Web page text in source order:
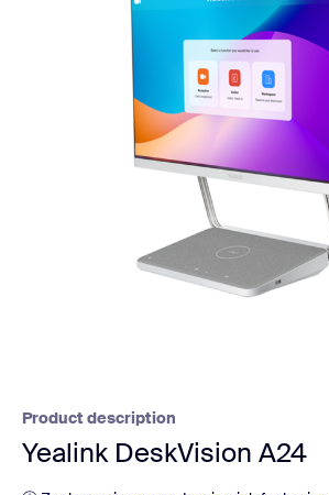
Product description
Yealink DeskVision A24